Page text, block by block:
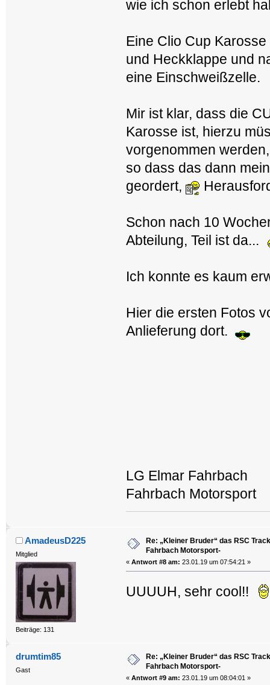
wie ich schon erlebt
Eine Clio Cup
und Heckklappe und
eine Einschweißzelle.
Mir ist klar, dass die
Karosse ist, hierzu
vorgenommen werden,
so dass das dann
geordert,
Schon nach 10
Abteilung, Teil ist da...
Ich konnte es kaum
Hier die ersten Fotos
Anlieferung dort.
LG Elmar Fahrbach
Fahrbach Motorsport
AmadeusD225
Mitglied
Beiträge: 131
Re: „Kleiner Bruder“ das RSC
Fahrbach Motorsport-
«Antwort #8 am: 23.01.19 um 07:54:21 »
UUUUH, sehr cool!!
drumtim85
Gast
Re: „Kleiner Bruder“ das RSC
Fahrbach Motorsport-
«Antwort #9 am: 23.01.19 um 08:04:01 »